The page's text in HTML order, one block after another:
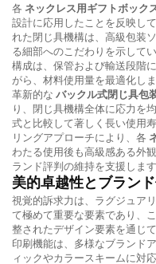
各 ネックレス用ギフトボック
設計に応用したことを反映し
れた閉じ具機構は、高級包装
る細部へのこだわりを示して
構成は、保管および輸送段階
がら、材料使用量を最適化しま
革新的な バックル式閉じ具包
り、閉じ具機構全体に応力を
式と比較して著しく長い使用
リングアプローチにより、各
わたる使用後も高級感ある外
ランド評判の維持を支援します
美的卓越性とブラン
視覚的訴求力は、ラグジュア
て極めて重要な要素であり、
整されたデザイン要素を通じ
印刷機能は、多様なブランド
ィックやカラースキームに対